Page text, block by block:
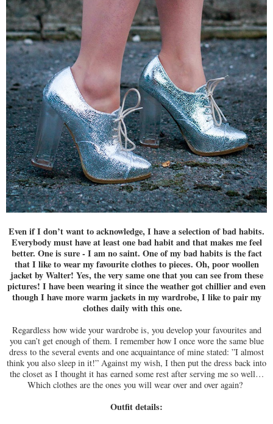
Even if I don’t want to acknowledge, I have a selection of bad habits.
Everybody must have at least one bad habit and that makes me feel
better. One is sure - I am no saint. One of my bad habits is the fact
that I like to wear my favourite clothes to pieces. Oh, poor woollen
jacket by Walter! Yes, the very same one that you can see from these
pictures! I have been wearing it since the weather got chillier and even
though I have more warm jackets in my wardrobe, I like to pair my
clothes daily with this one.
Regardless how wide your wardrobe is, you develop your favourites and
you can’t get enough of them. I remember how I once wore the same blue
dress to the several events and one acquaintance of mine stated: ”I almost
think you also sleep in it!” Against my wish, I then put the dress back into
the closet as I thought it has earned some rest after serving me so well…
Which clothes are the ones you will wear over and over again?
Outfit details: